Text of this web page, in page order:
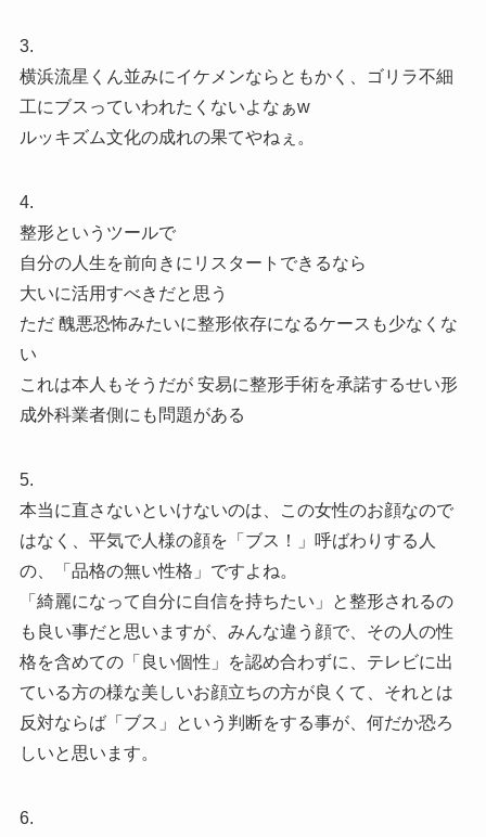
3.
横浜流星くん並みにイケメンならともかく、ゴリラ不細
工にブスっていわれたくないよなぁw
ルッキズム文化の成れの果てやねぇ。
4.
整形というツールで
自分の人生を前向きにリスタートできるなら
大いに活用すべきだと思う
ただ 醜悪恐怖みたいに整形依存になるケースも少なくな
い
これは本人もそうだが 安易に整形手術を承諾するせい形
成外科業者側にも問題がある
5.
本当に直さないといけないのは、この女性のお顔なので
はなく、平気で人様の顔を「ブス！」呼ばわりする人
の、「品格の無い性格」ですよね。
「綺麗になって自分に自信を持ちたい」と整形されるの
も良い事だと思いますが、みんな違う顔で、その人の性
格を含めての「良い個性」を認め合わずに、テレビに出
ている方の様な美しいお顔立ちの方が良くて、それとは
反対ならば「ブス」という判断をする事が、何だか恐ろ
しいと思います。
6.